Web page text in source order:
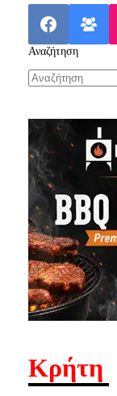
Αναζήτηση
Κρήτη